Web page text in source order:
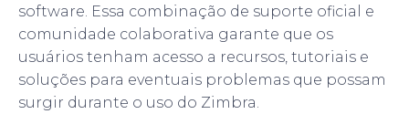
software. Essa combinação de suporte oficial e
comunidade colaborativa garante que os
usuários tenham acesso a recursos, tutoriais e
soluções para eventuais problemas que possam
surgir durante o uso do Zimbra.